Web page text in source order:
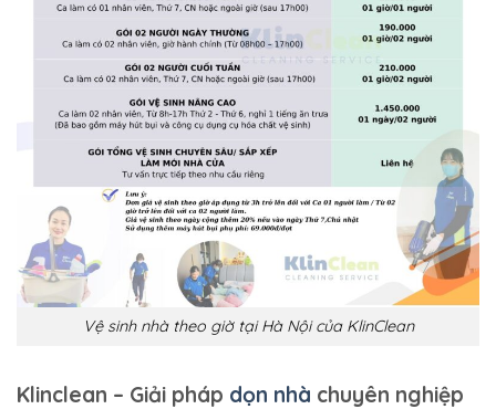
Vệ sinh nhà theo giờ tại Hà Nội của KlinClean
Klinclean – Giải pháp dọn nhà chuyên nghiệp